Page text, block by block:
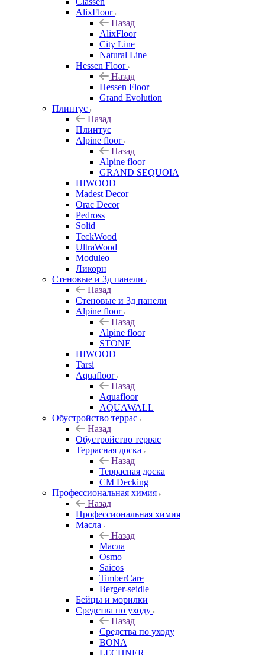
AlixFloor
Назад
AlixFloor
City Line
Natural Line
Hessen Floor
Назад
Hessen Floor
Grand Evolution
Плинтус
Назад
Плинтус
Alpine floor
Назад
Alpine floor
GRAND SEQUOIA
HIWOOD
Madest Decor
Orac Decor
Pedross
Solid
TeckWood
UltraWood
Moduleo
Ликорн
Стеновые и 3д панели
Назад
Стеновые и 3д панели
Alpine floor
Назад
Alpine floor
STONE
HIWOOD
Tarsi
Aquafloor
Назад
Aquafloor
AQUAWALL
Обустройство террас
Назад
Обустройство террас
Террасная доска
Назад
Террасная доска
CM Decking
Профессиональная химия
Назад
Профессиональная химия
Масла
Назад
Масла
Osmo
Saicos
TimberCare
Berger-seidle
Бейцы и морилки
Средства по уходу
Назад
Средства по уходу
BONA
LECHNER